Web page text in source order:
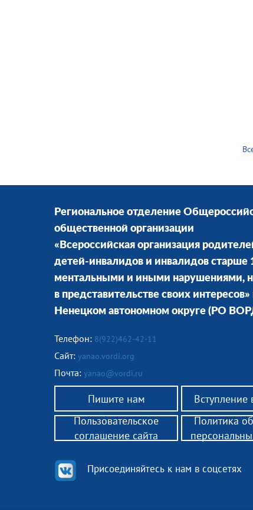
Региональное отделение
общественной организации
«Всероссийская организация
детей-инвалидов и инвалидов старше
ментальными и иными нарушениями,
в представительстве своих
Ненецком автономном округе (РО
Телефон: 8(922)462-42-11
Сайт: yanao.vordi.org
Почта: yanao@vordi.ru
Пишите нам
Присоединяйтесь к нам в соцсетях
Пользовательское
соглашение сайта
Политика